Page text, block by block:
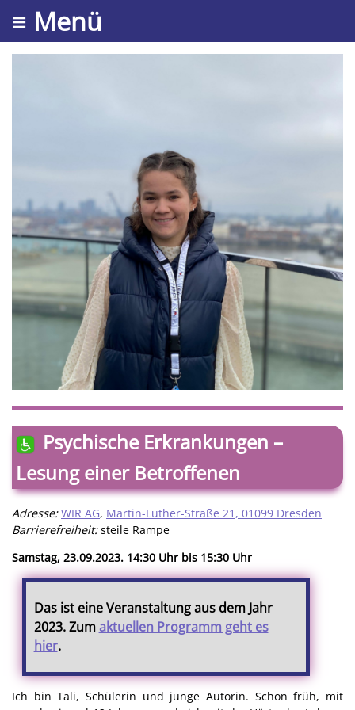
≡ Menü
Psychische Erkrankungen –
Lesung einer Betroffenen
Adresse: WIR AG, Martin-Luther-Straße 21, 01099 Dresden
Barrierefreiheit:steile Rampe
Samstag, 23.09.2023. 14:30 Uhr bis 15:30 Uhr
Das ist eine Veranstaltung aus dem Jahr
2023. Zumaktuellen Programm geht es
hier.
Ich bin Tali, Schülerin und junge Autorin. Schon früh, mit